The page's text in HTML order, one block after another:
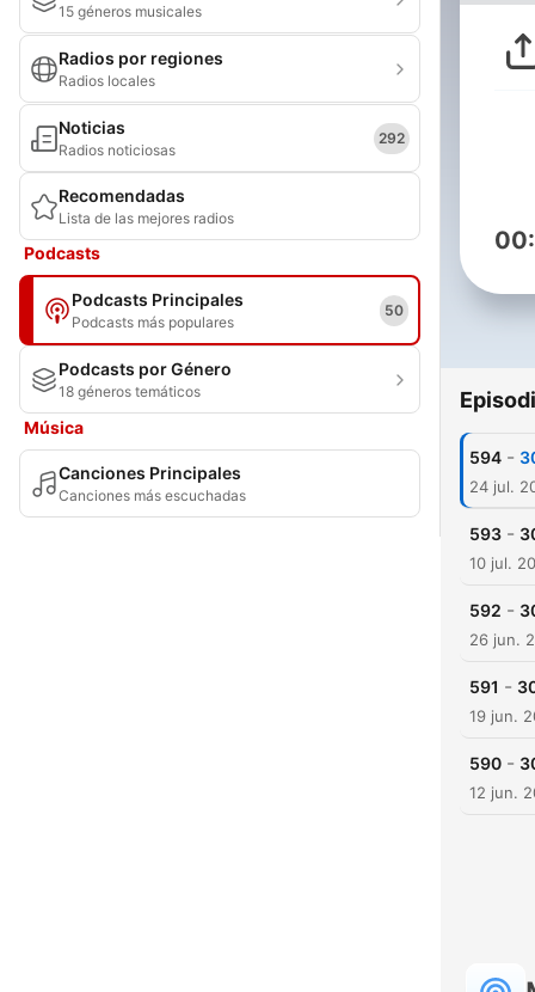
15 géneros musicales
Radios por regiones
Radios locales
Noticias
Radios noticiosas
292
Recomendadas
Lista de las mejores radios
Podcasts
Podcasts Principales
Podcasts más populares
50
Podcasts por Género
18 géneros temáticos
Música
Canciones Principales
Canciones más escuchadas
594 -
24 jul.
593 -
10 jul.
592 -
26 jun.
591 -
19 jun.
590 -
12 jun.